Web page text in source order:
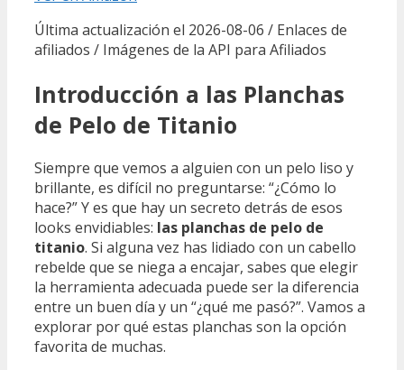
Última actualización el 2026-08-06 / Enlaces de
afiliados / Imágenes de la API para Afiliados
Introducción a las Planchas
de Pelo de Titanio
Siempre que vemos a alguien con un pelo liso y
brillante, es difícil no preguntarse: “¿Cómo lo
hace?” Y es que hay un secreto detrás de esos
looks envidiables: las planchas de pelo de
titanio. Si alguna vez has lidiado con un cabello
rebelde que se niega a encajar, sabes que elegir
la herramienta adecuada puede ser la diferencia
entre un buen día y un “¿qué me pasó?”. Vamos a
explorar por qué estas planchas son la opción
favorita de muchas.